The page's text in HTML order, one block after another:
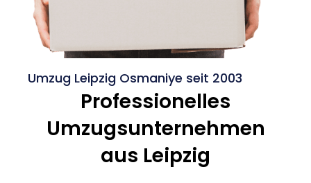
Umzug Leipzig Osmaniye seit 2003
Professionelles
Umzugsunternehmen
aus Leipzig